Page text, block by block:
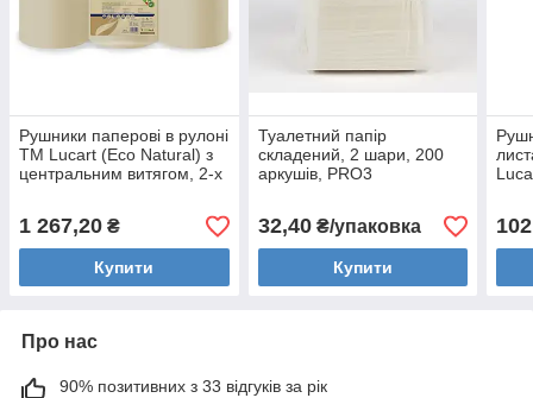
Рушники паперові в рулоні
ТМ Lucart (Eco Natural) з
центральним витягом, 2-х
1 267,20 ₴
Купити
Туалетний папір
складений, 2 шари, 200
аркушів, PRO3
32,40₴/упаковка
Купити
102
Про нас
90% позитивних з 33 відгуків за рік